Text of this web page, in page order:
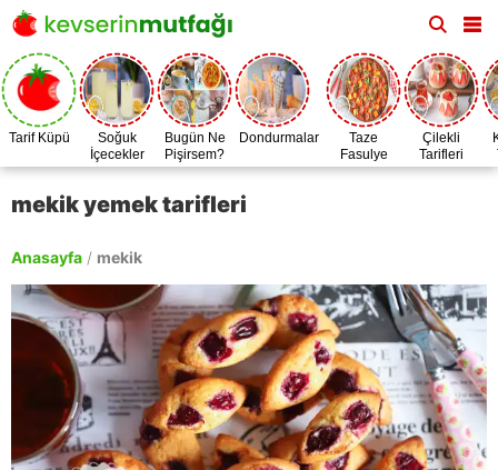
Tarif Küpü
Soğuk
İçecekler
Bugün Ne
Pişirsem?
Dondurmalar
Taze
Fasulye
Zamanı
Çilekli
Tarifleri
mekik yemek tarifleri
Anasayfa / mekik